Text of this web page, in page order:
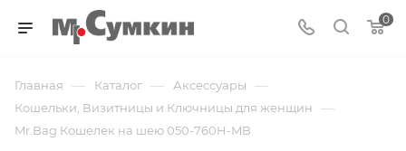
0
Главная — Каталог — Аксессуары —
Кошельки, Визитницы и Ключницы для женщин —
Mr.Bag Кошелек на шею 050-760H-MB